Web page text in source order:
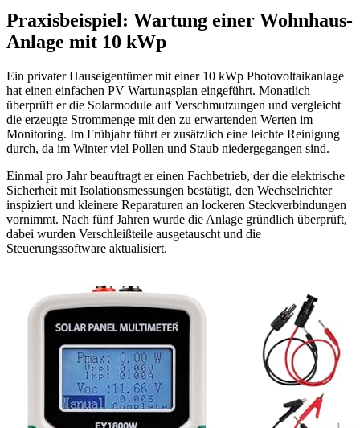
Praxisbeispiel: Wartung einer Wohnhaus-
Anlage mit 10 kWp
Ein privater Hauseigentümer mit einer 10 kWp Photovoltaikanlage
hat einen einfachen PV Wartungsplan eingeführt. Monatlich
überprüft er die Solarmodule auf Verschmutzungen und vergleicht
die erzeugte Strommenge mit den zu erwartenden Werten im
Monitoring. Im Frühjahr führt er zusätzlich eine leichte Reinigung
durch, da im Winter viel Pollen und Staub niedergegangen sind.
Einmal pro Jahr beauftragt er einen Fachbetrieb, der die elektrische
Sicherheit mit Isolationsmessungen bestätigt, den Wechselrichter
inspiziert und kleinere Reparaturen an lockeren Steckverbindungen
vornimmt. Nach fünf Jahren wurde die Anlage gründlich überprüft,
dabei wurden Verschleißteile ausgetauscht und die
Steuerungssoftware aktualisiert.